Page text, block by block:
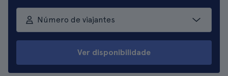
Número de viajantes
Ver disponibilidade